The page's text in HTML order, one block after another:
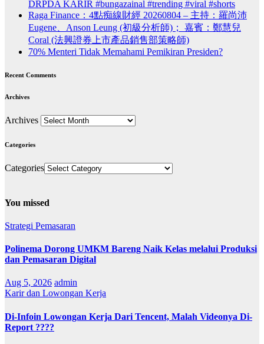
DRPDA KARIR #bungazainal #trending #viral #shorts
Raga Finance：4點痴線財經 20260804 – 主持：羅尚沛
Eugene、Anson Leung (初級分析師)； 嘉賓：鄭慧兒
Coral (法興證券上市產品銷售部策略師)
70% Menteri Tidak Memahami Pemikiran Presiden?
Recent Comments
Archives
Archives
Categories
Categories
You missed
Strategi Pemasaran
Polinema Dorong UMKM Bareng Naik Kelas melalui Produksi
dan Pemasaran Digital
Aug 5, 2026 admin
Karir dan Lowongan Kerja
Di-Infoin Lowongan Kerja Dari Tencent, Malah Videonya Di-
Report ????